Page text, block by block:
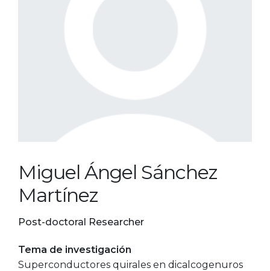
Miguel Ángel Sánchez
Martínez
Post-doctoral Researcher
Tema de investigación
Superconductores quirales en dicalcogenuros